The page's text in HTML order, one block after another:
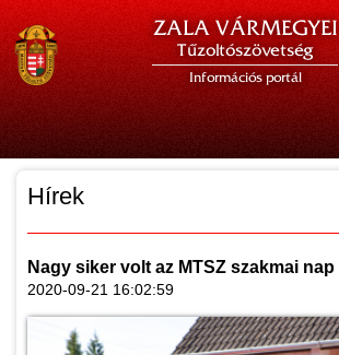
ZALA VÁRMEGYEI
Tűzoltószövetség
Információs portál
Hírek
Nagy siker volt az MTSZ szakmai nap
2020-09-21 16:02:59